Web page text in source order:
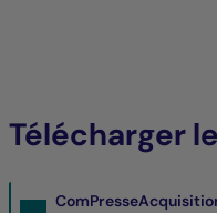
Télécharger